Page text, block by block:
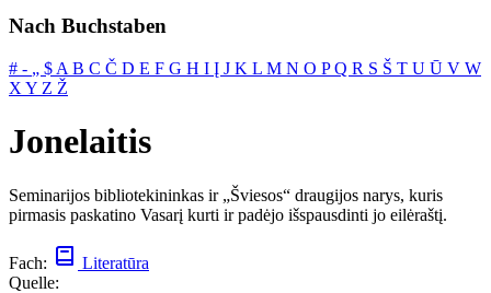
Nach Buchstaben
# ‐ „ $ A B C Č D E F G H I Į J K L M N O PQ R S Š T U Ū V W
X Y Z Ž
Jonelaitis
Seminarijos bibliotekininkas ir „Šviesos“ draugijos narys, kuris
pirmasis paskatino Vasarį kurti ir padėjo išspausdinti jo eilėraštį.
Fach:
Literatūra
Quelle: